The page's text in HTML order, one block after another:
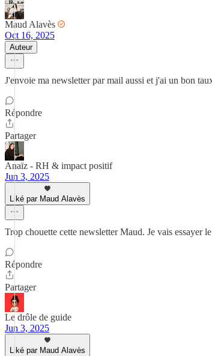
Maud Alavès
Oct 16, 2025
Auteur
J'envoie ma newsletter par mail aussi et j'ai un bon
Répondre
Partager
Anaïz - RH & impact positif
Jun 3, 2025
Liké par Maud Alavès
Trop chouette cette newsletter Maud. Je vais essayer
Répondre
Partager
Le drôle de guide
Jun 3, 2025
Liké par Maud Alavès